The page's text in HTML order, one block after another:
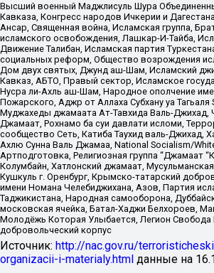
Высший военный Маджлисуль Шура
Кавказа, Конгресс народов Ичкерии и
Ансар, Священная война, Исламская группа,
исламского освобождения, Лашкар-И-Тайба,
Движение Талибан, Исламская партия
социальных реформ, Общество возрождения
Дом двух святых, Джунд аш-Шам, Исламский
Кавказ, АБТО, Правый сектор, Исламское
Нусра ли-Ахль аш-Шам, Народное ополчение
Пожарского, Аджр от Аллаха Субхану уа
Муджахеды джамаата Ат-Тавхида Валь-Джихад,
Джамаат, Рохнамо ба суи давлати исломи,
сообщество Сеть, Катиба Таухид валь-Джихад,
Ахлю Сунна Валь Джамаа, National Socialism/
Артподготовка, Религиозная группа “Джамаат
Колумбайн, Хатлонский джамаат, Мусульманская
Кушкуль г. Оренбург, Крымско-татарский
имени Номана Челебиджихана, Азов, Партия
Таджикистана, Народная самооборона,
московская ячейка, Батал-Хаджи Белхороев,
Молодёжь Которая Улыбается, Легион Свобода
добровольческий корпус
Источник: http://nac.gov.ru/
organizacii-i-materialy.html данные на